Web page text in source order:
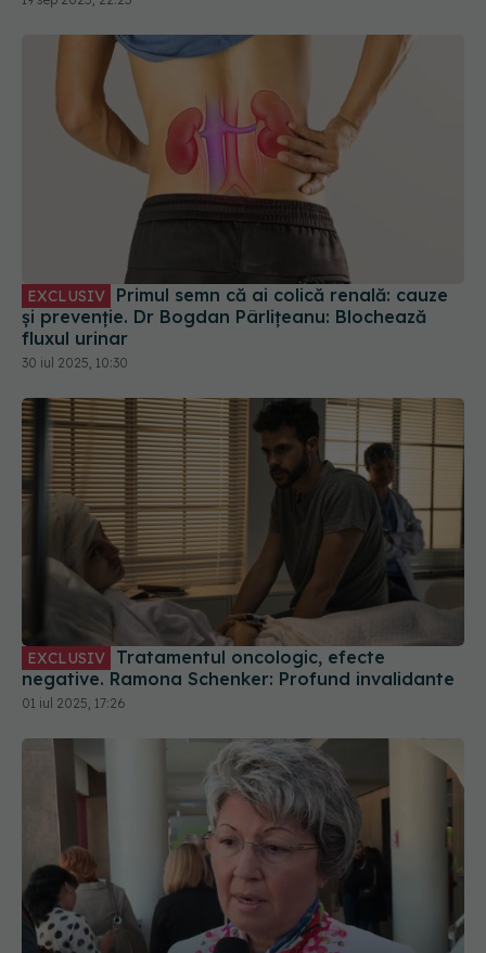
EXCLUSIV
și prevenție. Dr Bogdan Pârlițeanu: Blochează
fluxul urinar
30 iul 2025, 10:30
EXCLUSIV
negative. Ramona Schenker: Profund invalidante
01 iul 2025, 17:26